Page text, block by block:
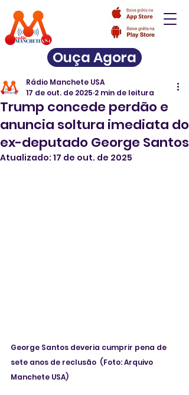
Ouça Agora
Trump concede perdão e
anuncia soltura imediata do
ex-deputado George Santos
Rádio Manchete USA
17 de out. de 2025 2 min de leitura
Atualizado: 17 de out. de 2025
George Santos deveria cumprir pena de
sete anos de reclusão  (Foto: Arquivo
Manchete USA)